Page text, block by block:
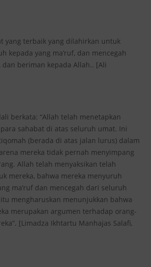
yang terbaik yang dilahirkan untuk
kepada yang ma’ruf, dan mencegah
beriman kepada Allah.. [Ali
berkata: “Allah telah menetapkan
sahabat di atas seluruh umat. Ini
(berada di atas jalan lurus) dalam
mereka tidak pernah menyimpang
Allah telah menyaksikan telah
mereka, bahwa mereka menyuruh
ma’ruf dan mencegah dari seluruh
mengharuskan menunjukkan bahwa
merupakan argumen terhadap orang-
[Limadza Ikhtartu Manhajas Salafi,